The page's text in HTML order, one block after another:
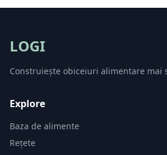
LOGI
Construiește obiceiuri alimentare mai
Explore
Baza de alimente
Rețete